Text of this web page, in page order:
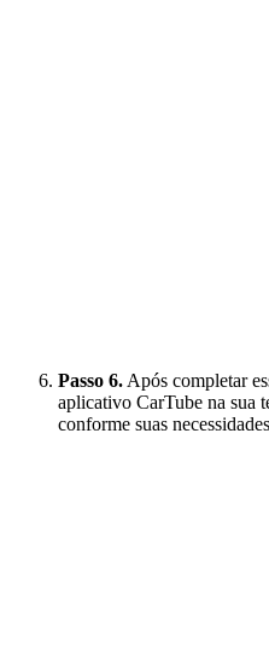
Passo 6. Após completar
aplicativo CarTube na sua
conforme suas